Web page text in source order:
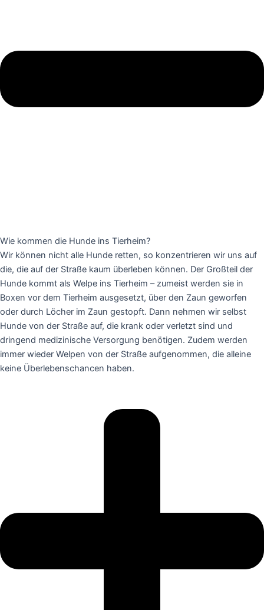
Wie kommen die Hunde ins Tierheim?
Wir können nicht alle Hunde retten, so konzentrieren wir uns auf
die, die auf der Straße kaum überleben können. Der Großteil der
Hunde kommt als Welpe ins Tierheim – zumeist werden sie in
Boxen vor dem Tierheim ausgesetzt, über den Zaun geworfen
oder durch Löcher im Zaun gestopft. Dann nehmen wir selbst
Hunde von der Straße auf, die krank oder verletzt sind und
dringend medizinische Versorgung benötigen. Zudem werden
immer wieder Welpen von der Straße aufgenommen, die alleine
keine Überlebenschancen haben.